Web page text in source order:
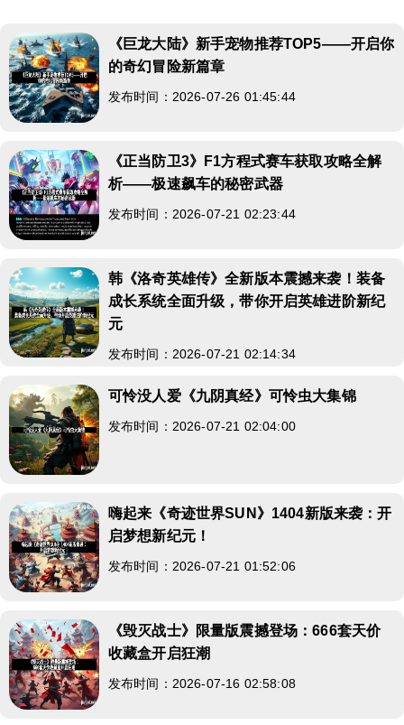
《巨龙大陆》新手宠物推荐TOP5——开启你
的奇幻冒险新篇章
发布时间：2026-07-26 01:45:44
《正当防卫3》F1方程式赛车获取攻略全解
析——极速飙车的秘密武器
发布时间：2026-07-21 02:23:44
韩《洛奇英雄传》全新版本震撼来袭！装备
成长系统全面升级，带你开启英雄进阶新纪
元
发布时间：2026-07-21 02:14:34
可怜没人爱《九阴真经》可怜虫大集锦
发布时间：2026-07-21 02:04:00
嗨起来《奇迹世界SUN》1404新版来袭：开
启梦想新纪元！
发布时间：2026-07-21 01:52:06
《毁灭战士》限量版震撼登场：666套天价
收藏盒开启狂潮
发布时间：2026-07-16 02:58:08